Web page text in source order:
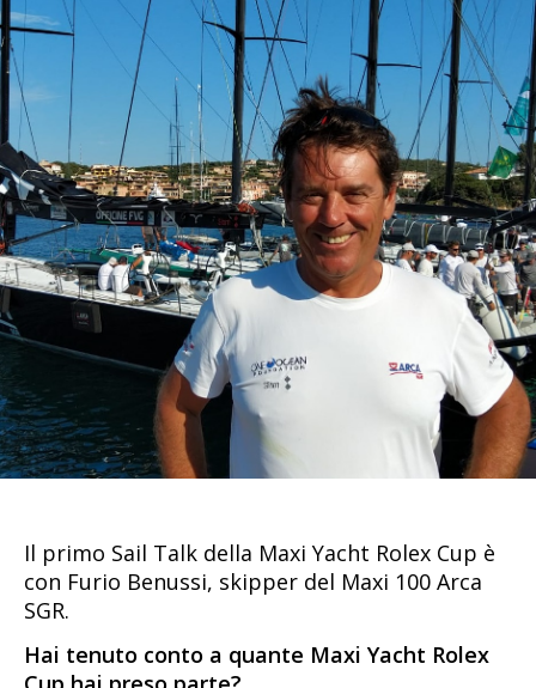
Il primo Sail Talk della Maxi Yacht Rolex Cup è
con Furio Benussi, skipper del Maxi 100 Arca
SGR.
Hai tenuto conto a quante Maxi Yacht Rolex